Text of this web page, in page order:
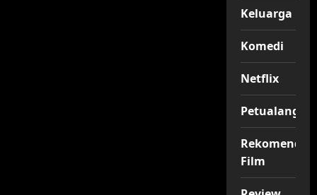
Keluarga
Komedi
Netflix
Petualangan
Rekomendasi
Film